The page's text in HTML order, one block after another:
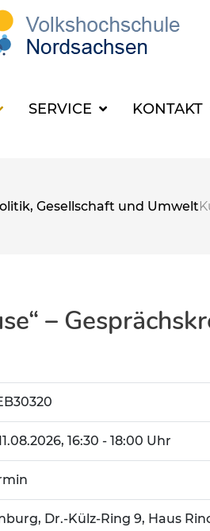
SERVICE KONTAKT
Gesellschaft und Umwelt
–
16:30 - 18:00 Uhr
Dr.-Külz-Ring 9, Haus